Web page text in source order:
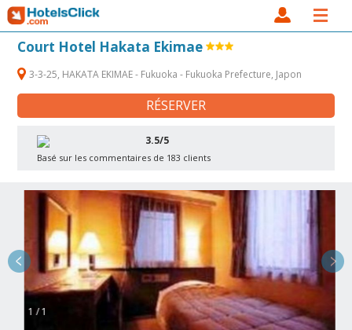
Court Hotel Hakata Ekimae
3-3-25, HAKATA EKIMAE - Fukuoka - Fukuoka Prefecture, Japon
RÉSERVER
3.5/5
Basé sur les commentaires de 183 clients
1 / 1